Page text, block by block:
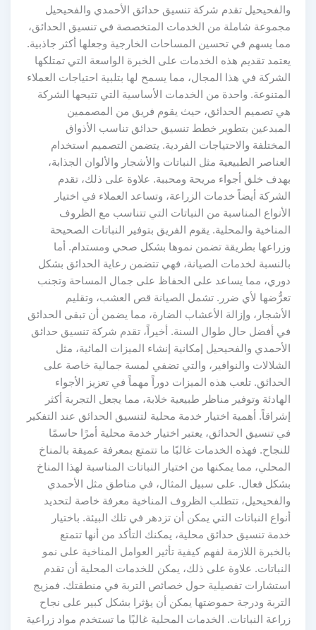
والفحيحيل تقدم شركة تنسيق حدائق الأحمدي والفحيحيل
مجموعة شاملة من الخدمات المتخصصة في تنسيق الحدائق،
مما يسهم في تحسين المساحات الخارجية وجعلها أكثر جاذبية.
يعتمد تقديم هذه الخدمات على الخبرة الواسعة التي تمتلكها
الشركة في هذا المجال، مما يسمح لها بتلبية احتياجات العملاء
المتنوعة. واحدة من الخدمات الأساسية التي تتيحها الشركة
هي تصميم الحدائق، حيث يقوم فريق من المصممين
المبدعين بتطوير خطط تنسيق حدائق تناسب الأذواق
المختلفة والاحتياجات الفردية. يتضمن التصميم استخدام
العناصر الطبيعية مثل النباتات والأشجار والألوان الجذابة،
بهدف خلق أجواء مريحة ومحببة. علاوة على ذلك، تقدم
الشركة أيضاً خدمات الزراعة، وتساعد العملاء في اختيار
الأنواع المناسبة من النباتات التي تتناسب مع الظروف
المناخية والمحلية. يقوم الفريق بتوفير النباتات الصحيحة
وزراعها بطريقة تضمن نموها بشكل صحي ومستدام. أما
بالنسبة لخدمات الصيانة، فهي تتضمن رعاية الحدائق بشكل
دوري، مما يساعد على الحفاظ على جمال المساحة وتجنب
تعرُّضها لأي ضرر. تشمل الصيانة قص العشب، وتقليم
الأشجار، وإزالة الأعشاب الضارة، مما يضمن أن تبقى الحدائق
في أفضل حال طوال السنة. أخيراً، تقدم شركة تنسيق حدائق
الأحمدي والفحيحيل إمكانية إنشاء الميزات المائية، مثل
الشلالات والنوافير، والتي تضفي لمسة جمالية خاصة على
الحدائق. تلعب هذه الميزات دوراً مهماً في تعزيز الأجواء
الهادئة وتوفير مناظر طبيعية خلابة، مما يجعل التجربة أكثر
إشراقاً. أهمية اختيار خدمة محلية لتنسيق الحدائق عند التفكير
في تنسيق الحدائق، يعتبر اختيار خدمة محلية أمرًا حاسمًا
للنجاح. فهذه الخدمات غالبًا ما تتمتع بمعرفة عميقة بالمناخ
المحلي، مما يمكنها من اختيار النباتات المناسبة لهذا المناخ
بشكل فعال. على سبيل المثال، في مناطق مثل الأحمدي
والفحيحيل، تتطلب الظروف المناخية معرفة خاصة لتحديد
أنواع النباتات التي يمكن أن تزدهر في تلك البيئة. باختيار
خدمة تنسيق حدائق محلية، يمكنك التأكد من أنها تتمتع
بالخبرة اللازمة لفهم كيفية تأثير العوامل المناخية على نمو
النباتات. علاوة على ذلك، يمكن للخدمات المحلية أن تقدم
استشارات تفصيلية حول خصائص التربة في منطقتك. فمزيج
التربة ودرجة حموضتها يمكن أن يؤثرا بشكل كبير على نجاح
زراعة النباتات. الخدمات المحلية غالبًا ما تستخدم مواد زراعية